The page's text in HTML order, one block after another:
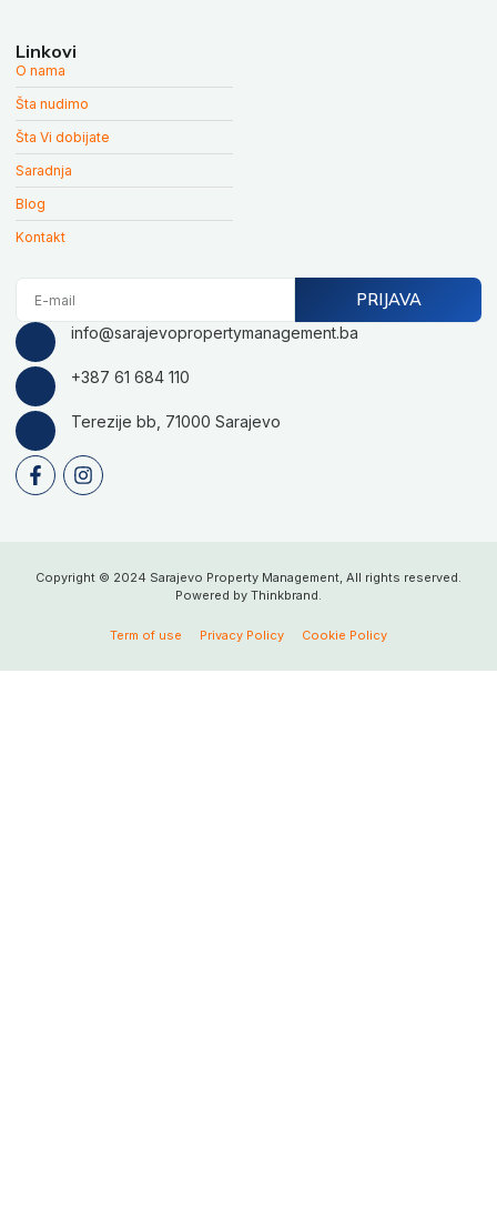
Linkovi
O nama
Šta nudimo
Šta Vi dobijate
Saradnja
Blog
Kontakt
E-
mail
PRIJAVA
info@sarajevopropertymanagement.ba
+387 61 684 110
Terezije bb, 71000 Sarajevo
F
a
o
I
n
r
Copyright © 2024 Sarajevo Property Management, All rights reserved.
Powered by Thinkbrand.
Term of use Privacy Policy Cookie Policy